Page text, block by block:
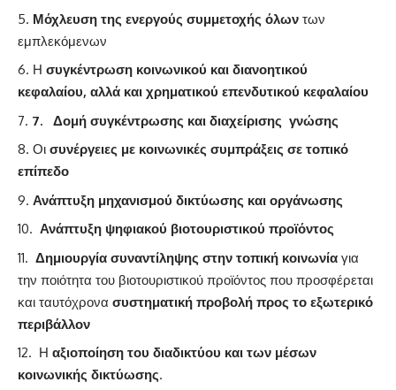
Μόχλευση της ενεργούς συμμετοχής όλων των
εμπλεκόμενων
Η συγκέντρωση κοινωνικού και διανοητικού
κεφαλαίου, αλλά και χρηματικού επενδυτικού κεφαλαίου
7. Δομή συγκέντρωσης και διαχείρισης γνώσης
Οι συνέργειες με κοινωνικές συμπράξεις σε τοπικό
επίπεδο
Ανάπτυξη μηχανισμού δικτύωσης και οργάνωσης
Ανάπτυξη ψηφιακού βιοτουριστικού προϊόντος
Δημιουργία συναντίληψης στην τοπική κοινωνία για
την ποιότητα του βιοτουριστικού προϊόντος που προσφέρεται
και ταυτόχρονα συστηματική προβολή προς το εξωτερικό
περιβάλλον
Η αξιοποίηση του διαδικτύου και των μέσων
κοινωνικής δικτύωσης.